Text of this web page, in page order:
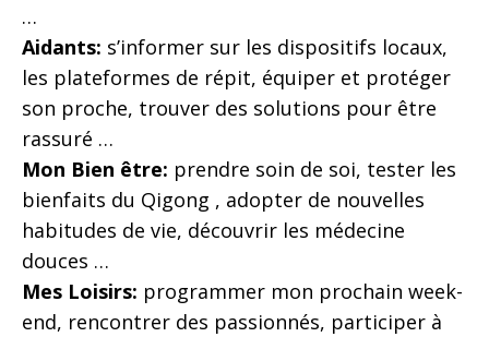
…
Aidants: s’informer sur les dispositifs locaux,
les plateformes de répit, équiper et protéger
son proche, trouver des solutions pour être
rassuré …
Mon Bien être: prendre soin de soi, tester les
bienfaits du Qigong , adopter de nouvelles
habitudes de vie, découvrir les médecine
douces …
Mes Loisirs: programmer mon prochain week-
end, rencontrer des passionnés, participer à